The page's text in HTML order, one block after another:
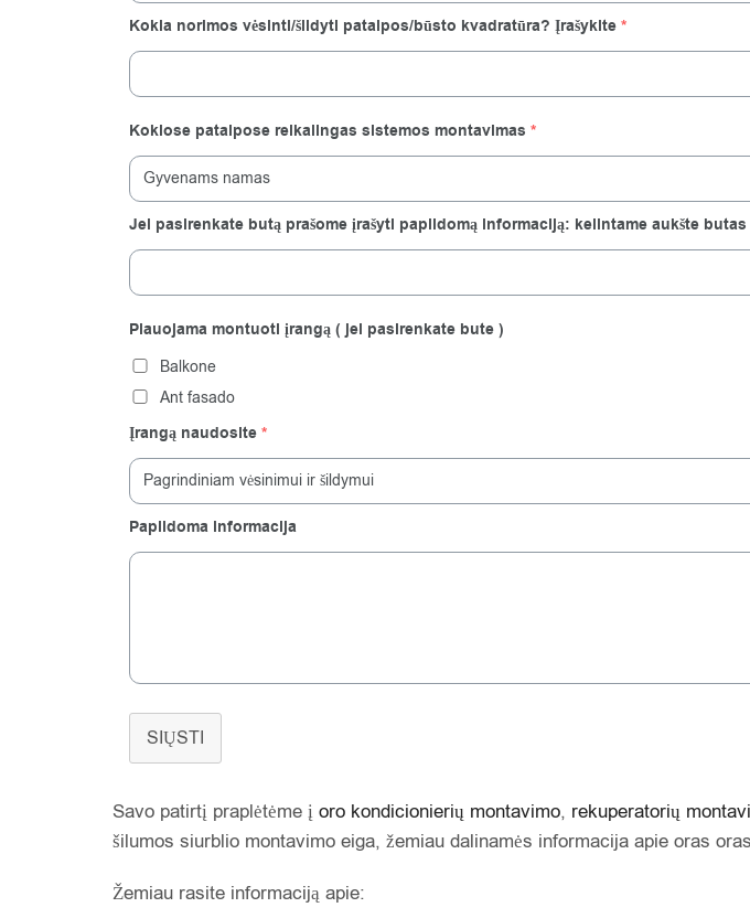
Kokia norimos vėsinti/šildyti patalpos/būsto kvadratūra? Įrašykite *
Kokiose patalpose reikalingas sistemos montavimas *
Jei pasirenkate butą prašome įrašyti papildomą informaciją: kelintame aukšte butas
Plauojama montuoti įrangą ( jei pasirenkate bute )
Balkone
Ant fasado
Įrangą naudosite *
Papildoma informacija
SIŲSTI
Savo patirtį praplėtėme į oro kondicionierių montavimo, rekuperatorių
šilumos siurblio montavimo eiga, žemiau dalinamės informacija apie oras
Žemiau rasite informaciją apie: